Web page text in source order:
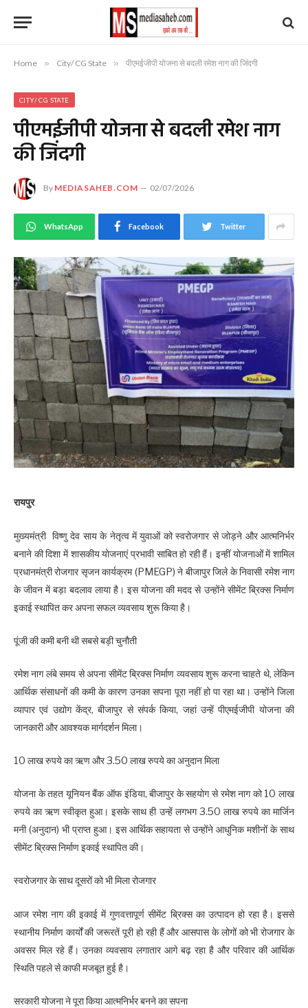
Home » City/ CG State » पीएमईजीपी योजना से बदली रमेश नाग की जिंदगी
CITY/ CG STATE
पीएमईजीपी योजना से बदली रमेश नाग
की जिंदगी
By MEDIASAHEB.COM 02/07/2026
WhatsApp Facebook Twitter
रायपुर
मुख्यमंत्री विष्णु देव साय के नेतृत्व में युवाओं को स्वरोजगार से जोड़ने और आत्मनिर्भर
बनाने की दिशा में शासकीय योजनाएं प्रभावी साबित हो रही हैं। इन्हीं योजनाओं में शामिल
प्रधानमंत्री रोजगार सृजन कार्यक्रम (PMEGP) ने बीजापुर जिले के निवासी रमेश नाग
के जीवन में बड़ा बदलाव लाया है। इस योजना की मदद से उन्होंने सीमेंट ब्रिक्स निर्माण
इकाई स्थापित कर अपना सफल व्यवसाय शुरू किया है।
पूंजी की कमी बनी थी सबसे बड़ी चुनौती
रमेश नाग लंबे समय से अपना सीमेंट ब्रिक्स निर्माण व्यवसाय शुरू करना चाहते थे, लेकिन
आर्थिक संसाधनों की कमी के कारण उनका सपना पूरा नहीं हो पा रहा था। उन्होंने जिला
व्यापार एवं उद्योग केंद्र, बीजापुर से संपर्क किया, जहां उन्हें पीएमईजीपी योजना की
जानकारी और आवश्यक मार्गदर्शन मिला।
10 लाख रुपये का ऋण और 3.50 लाख रुपये का अनुदान मिला
योजना के तहत यूनियन बैंक ऑफ इंडिया, बीजापुर के सहयोग से रमेश नाग को 10 लाख
रुपये का ऋण स्वीकृत हुआ। इसके साथ ही उन्हें लगभग 3.50 लाख रुपये का मार्जिन
मनी (अनुदान) भी प्राप्त हुआ। इस आर्थिक सहायता से उन्होंने आधुनिक मशीनों के साथ
सीमेंट ब्रिक्स निर्माण इकाई स्थापित की।
स्वरोजगार के साथ दूसरों को भी मिला रोजगार
आज रमेश नाग की इकाई में गुणवत्तापूर्ण सीमेंट ब्रिक्स का उत्पादन हो रहा है। इससे
स्थानीय निर्माण कार्यों की जरूरतें पूरी हो रही हैं और आसपास के लोगों को भी रोजगार के
अवसर मिल रहे हैं। उनका व्यवसाय लगातार आगे बढ़ रहा है और परिवार की आर्थिक
स्थिति पहले से काफी मजबूत हुई है।
सरकारी योजना ने पूरा किया आत्मनिर्भर बनने का सपना